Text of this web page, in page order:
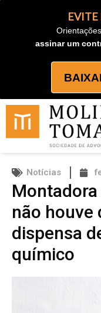
EVITE
assinar um
Notícias
não houve
dispensa
químico